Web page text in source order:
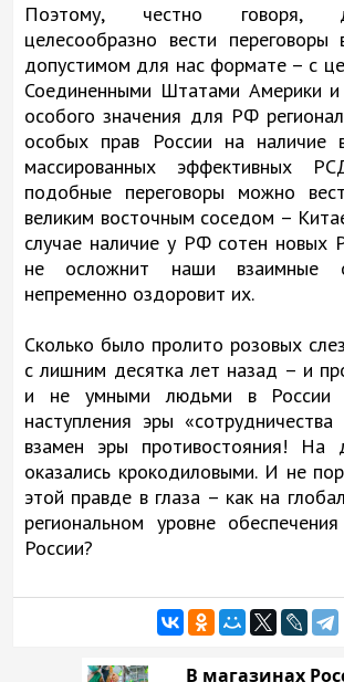
Поэтому, честно говоря,
целесообразно вести переговоры
допустимом для нас формате – с
Соединенными Штатами Америки
особого значения для РФ
особых прав России на наличие
массированных эффективных
подобные переговоры можно
великим восточным соседом –
случае наличие у РФ сотен новых
не осложнит наши взаимные
непременно оздоровит их.
Сколько было пролито розовых
с лишним десятка лет назад – и
и не умными людьми в
наступления эры
взамен эры противостояния! На
оказались крокодиловыми. И не
этой правде в глаза – как на
региональном уровне
России?
В магазинах